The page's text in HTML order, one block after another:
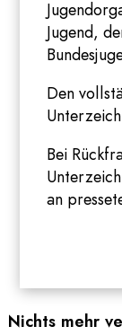
Jugend,
Den
Bei
an
Nichts mehr